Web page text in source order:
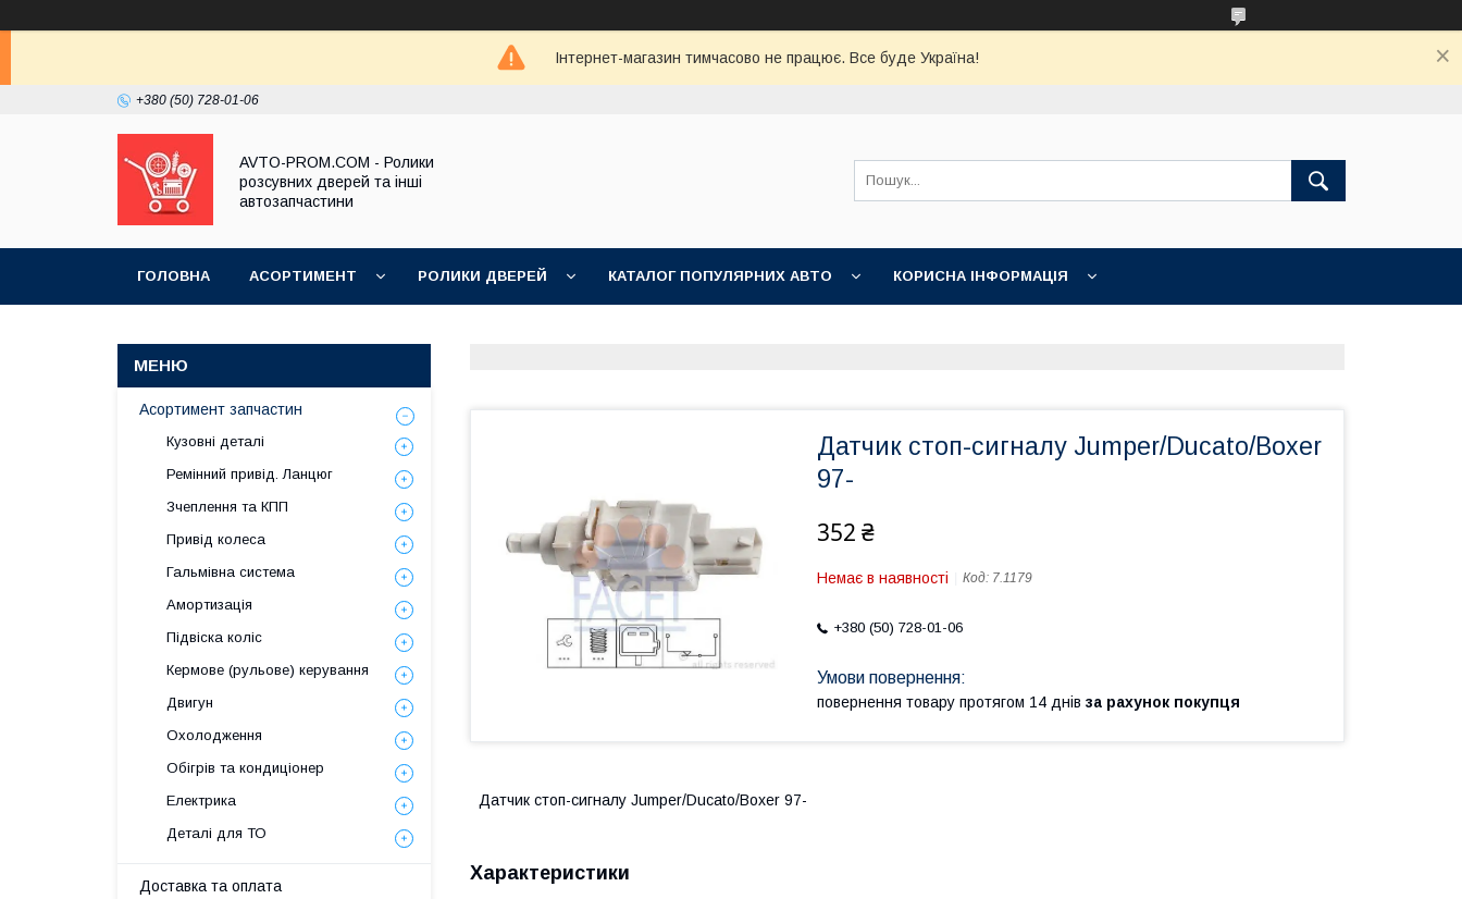
Інтернет-магазин тимчасово не працює. Все буде Україна!
+380 (50) 728-01-06
AVTO-PROM.COM - Ролики
розсувних дверей та інші
автозапчастини
ГОЛОВНА АСОРТИМЕНТ РОЛИКИ ДВЕРЕЙ КАТАЛОГ ПОПУЛЯРНИХ АВТО КОРИСНА ІНФОРМАЦІЯ
Датчик стоп-сигналу Jumper/Ducato/Boxer
97-
352 ₴
Немає в наявності Код: 7.1179
+380 (50) 728-01-06
повернення товару протягом 14 днів за рахунок покупця
Датчик стоп-сигналу Jumper/Ducato/Boxer 97-
Характеристики
Асортимент запчастин
Кузовні деталі
Ремінний привід. Ланцюг
Зчеплення та КПП
Привід колеса
Гальмівна система
Амортизація
Підвіска коліс
Кермове (рульове) керування
Двигун
Охолодження
Обігрів та кондиціонер
Електрика
Деталі для ТО
Доставка та оплата